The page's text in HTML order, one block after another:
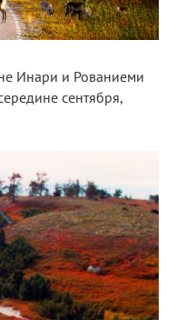
Инари и Рованиеми
сентября,